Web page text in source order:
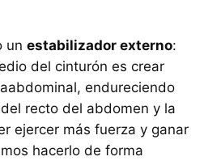
un estabilizador externo:
del cinturón es crear
endureciendo
recto del abdomen y la
ejercer más fuerza y ganar
hacerlo de forma